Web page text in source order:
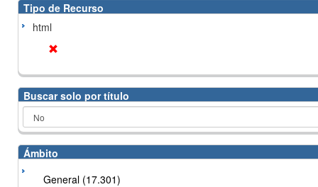
Tipo de Recurso
html
Buscar solo por título
Ámbito
General (17.301)